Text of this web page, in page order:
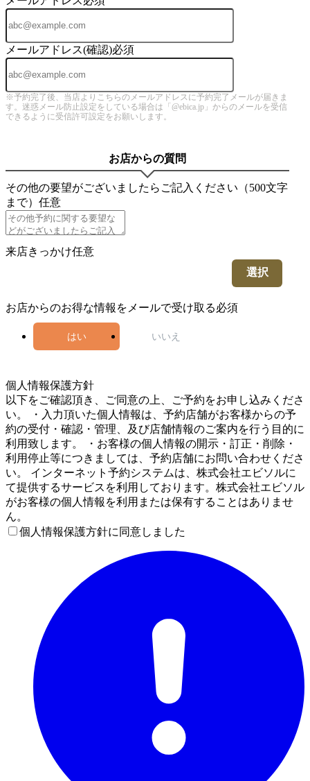
メールアドレス(確認)必須
※予約完了後、当店よりこちらのメールアドレスに予約完了メールが届きま
す。迷惑メール防止設定をしている場合は「@ebica.jp」からのメールを受信
できるように受信許可設定をお願いします。
お店からの質問
その他の要望がございましたらご記入ください（500文字
まで） 任意
来店きっかけ任意
選択
お店からのお得な情報をメールで受け取る必須
はい いいえ
個人情報保護方針
以下をご確認頂き、ご同意の上、ご予約をお申し込みくださ
い。 ・入力頂いた個人情報は、予約店舗がお客様からの予
約の受付・確認・管理、及び店舗情報のご案内を行う目的に
利用致します。 ・お客様の個人情報の開示・訂正・削除・
利用停止等につきましては、予約店舗にお問い合わせくださ
い。 インターネット予約システムは、株式会社エビソルに
て提供するサービスを利用しております。株式会社エビソル
がお客様の個人情報を利用または保有することはありませ
ん。
個人情報保護方針に同意しました